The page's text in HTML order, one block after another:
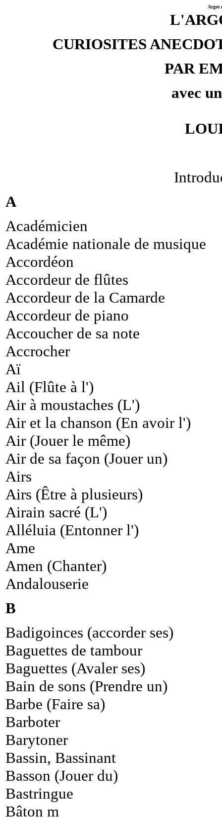
Argot
CURIOSITES
PAR
avec
A
Académicien
Académie nationale de musique
Accordéon
Accordeur de flûtes
Accordeur de la Camarde
Accordeur de piano
Accoucher de sa note
Accrocher
Aï
Ail (Flûte à l')
Air à moustaches (L')
Air et la chanson (En avoir l')
Air (Jouer le même)
Air de sa façon (Jouer un)
Airs
Airs (Être à plusieurs)
Airain sacré (L')
Alléluia (Entonner l')
Ame
Amen (Chanter)
Andalouserie
B
Badigoinces (accorder ses)
Baguettes de tambour
Baguettes (Avaler ses)
Bain de sons (Prendre un)
Barbe (Faire sa)
Barboter
Barytoner
Bassin, Bassinant
Basson (Jouer du)
Bastringue
Bâton m